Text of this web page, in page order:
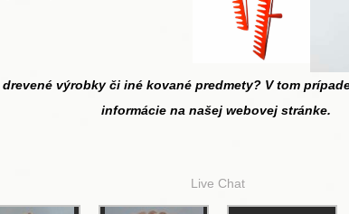
výrobky či iné kované predmety? V tom
informácie na našej webovej stránke.
Live Chat